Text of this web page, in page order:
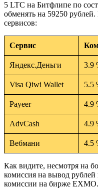
5 LTC на Битфлипе по
обменять на 59250
сервисов:
Сервис
Яндекс.Деньги 3.9
Visa Qiwi Wallet 5.5
Payeer 4.9
AdvCash 4.9
Вебмани 4.5
Как видите, несмотря на
комиссия на вывод
комиссии на бирже EXMO.